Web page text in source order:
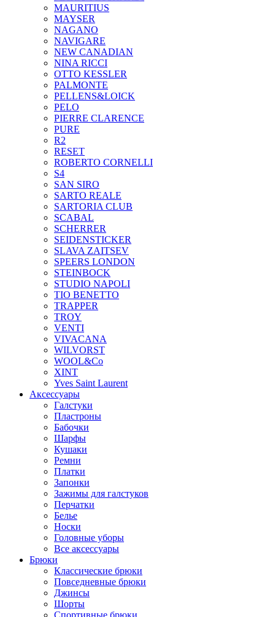
MAURITIUS
MAYSER
NAGANO
NAVIGARE
NEW CANADIAN
NINA RICCI
OTTO KESSLER
PALMONTE
PELLENS&LOICK
PELO
PIERRE CLARENCE
PURE
R2
RESET
ROBERTO CORNELLI
S4
SAN SIRO
SARTO REALE
SARTORIA CLUB
SCABAL
SCHERRER
SEIDENSTICKER
SLAVA ZAITSEV
SPEERS LONDON
STEINBOCK
STUDIO NAPOLI
TIO BENETTO
TRAPPER
TROY
VENTI
VIVACANA
WILVORST
WOOL&Co
XINT
Yves Saint Laurent
Аксессуары
Галстуки
Пластроны
Бабочки
Шарфы
Кушаки
Ремни
Платки
Запонки
Зажимы для галстуков
Перчатки
Белье
Носки
Головные уборы
Все аксессуары
Брюки
Классические брюки
Повседневные брюки
Джинсы
Шорты
Спортивные брюки